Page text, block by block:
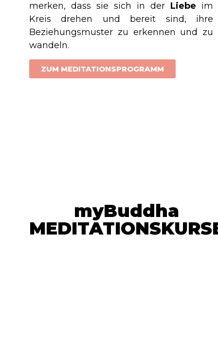
merken, dass sie sich in der Liebe im
Kreis drehen und bereit sind, ihre
Beziehungsmuster zu erkennen und zu
wandeln.
ZUM MEDITATIONSPROGRAMM
myBuddha